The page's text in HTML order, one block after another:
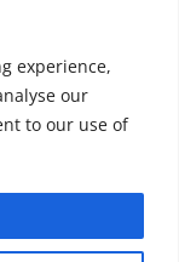
experience,
our
to our use of
che
di Jws Media
in quanto
Non può